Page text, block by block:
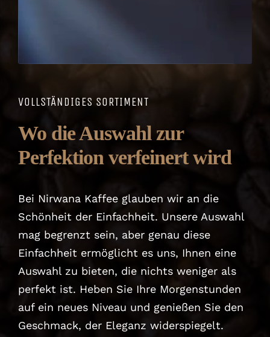
VOLLSTÄNDIGES SORTIMENT
Wo die Auswahl zur
Perfektion verfeinert wird
Bei Nirwana Kaffee glauben wir an die
Schönheit der Einfachheit. Unsere Auswahl
mag begrenzt sein, aber genau diese
Einfachheit ermöglicht es uns, Ihnen eine
Auswahl zu bieten, die nichts weniger als
perfekt ist. Heben Sie Ihre Morgenstunden
auf ein neues Niveau und genießen Sie den
Geschmack, der Eleganz widerspiegelt.